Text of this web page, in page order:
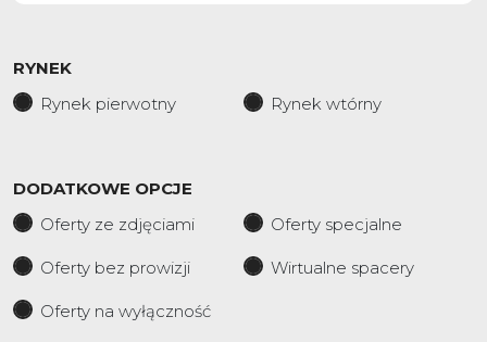
RYNEK
Rynek pierwotny
Rynek wtórny
DODATKOWE OPCJE
Oferty ze zdjęciami
Oferty specjalne
Oferty bez prowizji Wirtualne spacery
Oferty na wyłączność